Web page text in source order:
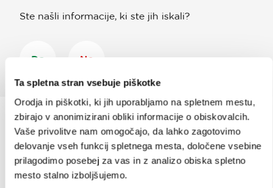
Ta spletna stran vsebuje piškotke
Orodja in piškotki, ki jih uporabljamo na spletnem mestu,
zbirajo v anonimizirani obliki informacije o obiskovalcih.
Vaše privolitve nam omogočajo, da lahko zagotovimo
delovanje vseh funkcij spletnega mesta, določene vsebine
prilagodimo posebej za vas in z analizo obiska spletno
mesto stalno izboljšujemo.
Ste našli informacije, ki ste jih iskali?
Da Ne
Prijavi se nae-novice
Ali nam sledi na: